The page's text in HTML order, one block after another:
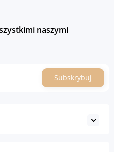
naszymi
Subskrybuj